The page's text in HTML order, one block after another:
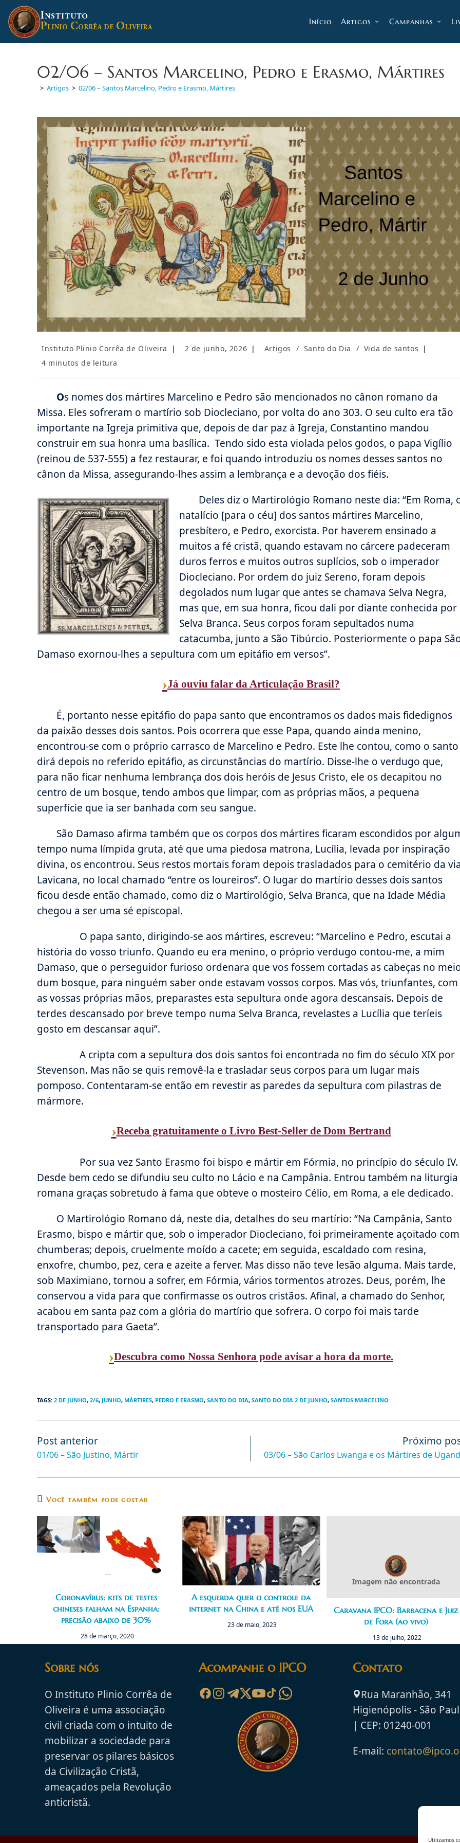
Utilizamos
para
conteúdo
INSTITUTO
PLINIO CORRÊA DE OLIVEIRA
Início Artigos Campanhas
02/06 – Santos Marcelino, Pedro e Erasmo, Mártires
> Artigos > 02/06 – Santos Marcelino, Pedro e Erasmo, Mártires
Autor
post:
Instituto Plinio Corrêa de Oliveira
Post
publicado:
2 de junho, 2026
Categoria
Artigos / Santo do Dia / Vida de santos
Tempo
4 minutos de leitura
Os nomes dos mártires Marcelino e Pedro são mencionados no cânon romano da
Missa. Eles sofreram o martírio sob Diocleciano, por volta do ano 303. O seu culto era tão
importante na Igreja primitiva que, depois de dar paz à Igreja, Constantino mandou
construir em sua honra uma basílica. Tendo sido esta violada pelos godos, o papa Vigílio
(reinou de 537-555) a fez restaurar, e foi quando introduziu os nomes desses santos no
cânon da Missa, assegurando-lhes assim a lembrança e a devoção dos fiéis.
Deles diz o Martirológio Romano neste dia: “Em Roma,
natalício [para o céu] dos santos mártires Marcelino,
presbítero, e Pedro, exorcista. Por haverem ensinado a
muitos a fé cristã, quando estavam no cárcere padeceram
duros ferros e muitos outros suplícios, sob o imperador
Diocleciano. Por ordem do juiz Sereno, foram depois
degolados num lugar que antes se chamava Selva Negra,
mas que, em sua honra, ficou dali por diante conhecida por
Selva Branca. Seus corpos foram sepultados numa
catacumba, junto a São Tibúrcio. Posteriormente o papa
Damaso exornou-lhes a sepultura com um epitáfio em versos”.
›Já ouviu falar da Articulação Brasil?
É, portanto nesse epitáfio do papa santo que encontramos os dados mais fidedignos
da paixão desses dois santos. Pois ocorrera que esse Papa, quando ainda menino,
encontrou-se com o próprio carrasco de Marcelino e Pedro. Este lhe contou, como o santo
dirá depois no referido epitáfio, as circunstâncias do martírio. Disse-lhe o verdugo que,
para não ficar nenhuma lembrança dos dois heróis de Jesus Cristo, ele os decapitou no
centro de um bosque, tendo ambos que limpar, com as próprias mãos, a pequena
superfície que ia ser banhada com seu sangue.
São Damaso afirma também que os corpos dos mártires ficaram escondidos por
tempo numa límpida gruta, até que uma piedosa matrona, Lucília, levada por inspiração
divina, os encontrou. Seus restos mortais foram depois trasladados para o cemitério da
Lavicana, no local chamado “entre os loureiros”. O lugar do martírio desses dois santos
ficou desde então chamado, como diz o Martirológio, Selva Branca, que na Idade Média
chegou a ser uma sé episcopal.
O papa santo, dirigindo-se aos mártires, escreveu: “Marcelino e Pedro, escutai a
história do vosso triunfo. Quando eu era menino, o próprio verdugo contou-me, a mim
Damaso, que o perseguidor furioso ordenara que vos fossem cortadas as cabeças no
dum bosque, para ninguém saber onde estavam vossos corpos. Mas vós, triunfantes, com
as vossas próprias mãos, preparastes esta sepultura onde agora descansais. Depois de
terdes descansado por breve tempo numa Selva Branca, revelastes a Lucília que teríeis
gosto em descansar aqui”.
A cripta com a sepultura dos dois santos foi encontrada no fim do século XIX por
Stevenson. Mas não se quis removê-la e trasladar seus corpos para um lugar mais
pomposo. Contentaram-se então em revestir as paredes da sepultura com pilastras de
mármore.
›Receba gratuitamente o Livro Best-Seller de Dom Bertrand
Por sua vez Santo Erasmo foi bispo e mártir em Fórmia, no princípio do século IV.
Desde bem cedo se difundiu seu culto no Lácio e na Campânia. Entrou também na liturgia
romana graças sobretudo à fama que obteve o mosteiro Célio, em Roma, a ele dedicado.
O Martirológio Romano dá, neste dia, detalhes do seu martírio: “Na Campânia, Santo
Erasmo, bispo e mártir que, sob o imperador Diocleciano, foi primeiramente açoitado com
chumberas; depois, cruelmente moído a cacete; em seguida, escaldado com resina,
enxofre, chumbo, pez, cera e azeite a ferver. Mas disso não teve lesão alguma. Mais tarde,
sob Maximiano, tornou a sofrer, em Fórmia, vários tormentos atrozes. Deus, porém, lhe
conservou a vida para que confirmasse os outros cristãos. Afinal, a chamado do Senhor,
acabou em santa paz com a glória do martírio que sofrera. O corpo foi mais tarde
transportado para Gaeta”.
›Descubra como Nossa Senhora pode avisar a hora da morte.
TAGS: 2 DE JUNHO, 2/6, JUNHO, MÁRTIRES, PEDRO E ERASMO, SANTO DO DIA, SANTO DO DIA 2 DE JUNHO, SANTOS MARCELINO
Leia
mais
artigos
Post anterior
01/06 – São Justino, Mártir
Próximo
03/06 – São Carlos Lwanga e os Mártires de
Você também pode gostar
Coronavírus: kits de testes
chineses falham na Espanha:
precisão abaixo de 30%
28 de março, 2020
A esquerda quer o controle da
internet na China e até nos EUA
23 de maio, 2023
Imagem não encontrada
Caravana IPCO: Barbacena e Juiz
de Fora (ao vivo)
13 de julho, 2022
Sobre nós
O Instituto Plinio Corrêa de
Oliveira é uma associação
civil criada com o intuito de
mobilizar a sociedade para
preservar os pilares básicos
da Civilização Cristã,
ameaçados pela Revolução
anticristã.
Acompanhe o IPCO Contato
Rua Maranhão, 341
Higienópolis - São
| CEP: 01240-001
E-mail: